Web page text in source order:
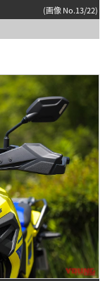
(画像 No.13/22)